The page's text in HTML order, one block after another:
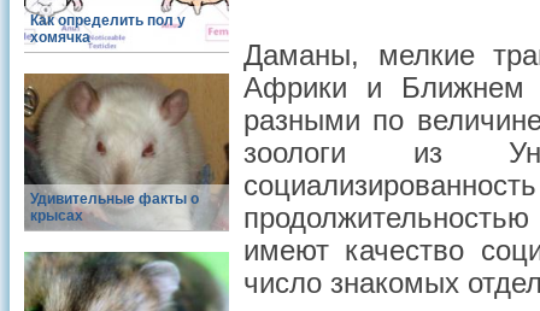
Как определить пол у
хомячка
Удивительные факты о
крысах
Даманы, мелкие
Африки и Ближнем
разными по
зоологи из
имеют качество
число знакомых